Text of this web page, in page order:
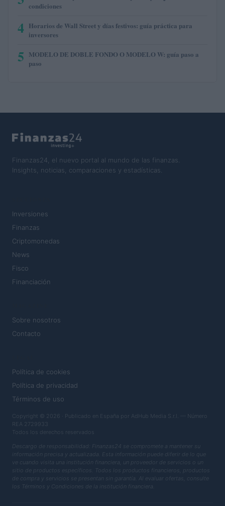
condiciones
4 Horarios de Wall Street y días festivos: guía práctica para
inversores
5 MODELO DE DOBLE FONDO O MODELO W: guía paso a
paso
Finanzas24, el nuevo portal al mundo de las finanzas.
Insights, noticias, comparaciones y estadísticas.
Inversiones
Finanzas
Criptomonedas
News
Fisco
Financiación
Sobre nosotros
Contacto
Política de cookies
Política de privacidad
Términos de uso
Copyright © 2026 · Publicado en España por AdHub Media S.r.l. — Número
REA 2729933
Todos los derechos reservados
Descargo de responsabilidad: Finanzas24 se compromete a mantener su
información precisa y actualizada. Esta información puede diferir de lo que
ve cuando visita una institución financiera, un proveedor de servicios o un
sitio de productos específicos. Todos los productos financieros, productos
de compra y servicios se presentan sin garantía. Al evaluar ofertas, consulte
los Términos y Condiciones de la institución financiera.